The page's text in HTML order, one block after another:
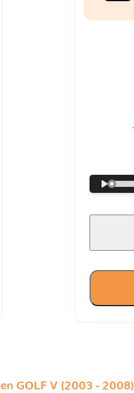
GOLF V (2003 - 2008)